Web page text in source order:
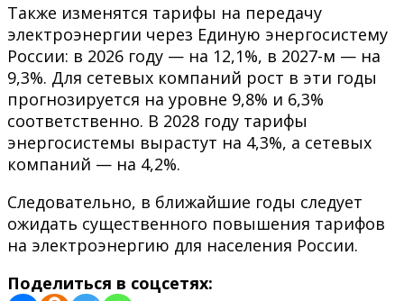
Также изменятся тарифы на передачу
электроэнергии через Единую энергосистему
России: в 2026 году — на 12,1%, в 2027-м — на
9,3%. Для сетевых компаний рост в эти годы
прогнозируется на уровне 9,8% и 6,3%
соответственно. В 2028 году тарифы
энергосистемы вырастут на 4,3%, а сетевых
компаний — на 4,2%.
Следовательно, в ближайшие годы следует
ожидать существенного повышения тарифов
на электроэнергию для населения России.
Поделиться в соцсетях: